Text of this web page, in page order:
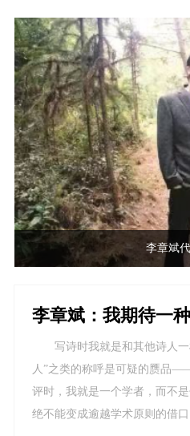
李章斌
李章斌：我期待一
写诗时我就是和其他诗人
人”之类的称呼是可疑的赝品
评时，我就是一个学者，而不
绝不能变成逾越学术原则的借口